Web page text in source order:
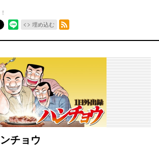
埋め込む
RSSフィード
チョウ